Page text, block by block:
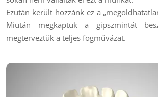
Ezután került hozzánk ez a
Miután megkaptuk a gipszmintát
megterveztük a teljes fogművázat.